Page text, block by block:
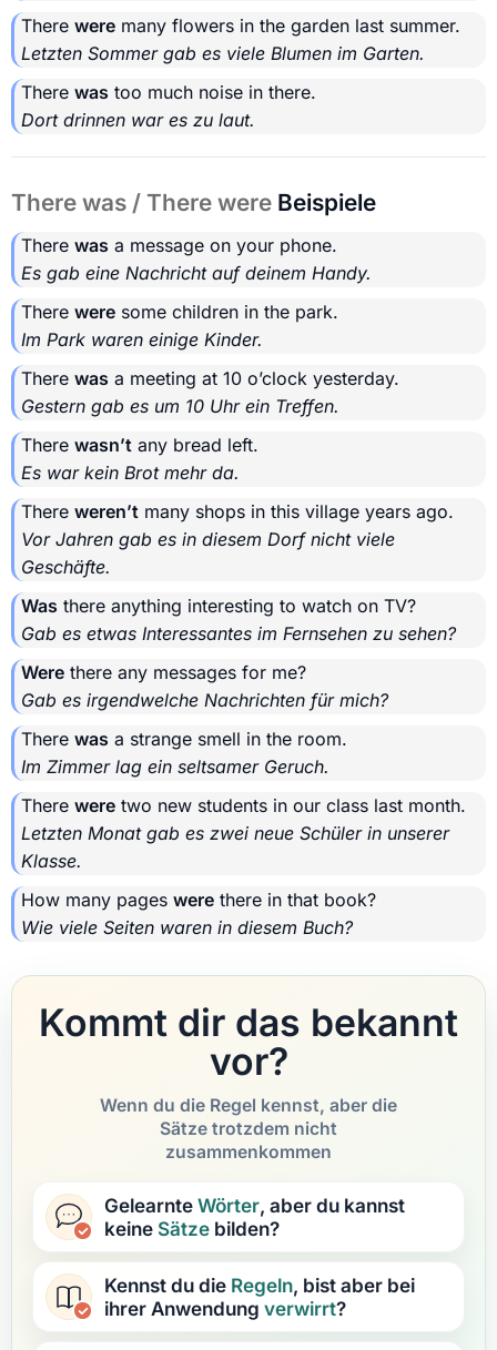
There were many flowers in the garden last summer.
Letzten Sommer gab es viele Blumen im Garten.
There was too much noise in there.
Dort drinnen war es zu laut.
There was / There were Beispiele
There was a message on your phone.
Es gab eine Nachricht auf deinem Handy.
There were some children in the park.
Im Park waren einige Kinder.
There was a meeting at 10 o’clock yesterday.
Gestern gab es um 10 Uhr ein Treffen.
There wasn’t any bread left.
Es war kein Brot mehr da.
There weren’t many shops in this village years ago.
Vor Jahren gab es in diesem Dorf nicht viele
Geschäfte.
Was there anything interesting to watch on TV?
Gab es etwas Interessantes im Fernsehen zu sehen?
Were there any messages for me?
Gab es irgendwelche Nachrichten für mich?
There was a strange smell in the room.
Im Zimmer lag ein seltsamer Geruch.
There were two new students in our class last month.
Letzten Monat gab es zwei neue Schüler in unserer
Klasse.
How many pages were there in that book?
Wie viele Seiten waren in diesem Buch?
Kommt dir das bekannt
vor?
Wenn du die Regel kennst, aber die
Sätze trotzdem nicht
zusammenkommen
GelearnteWörter, aber du kannst
keine Sätze bilden?
Kennst du die Regeln, bist aber bei
ihrer Anwendung verwirrt?